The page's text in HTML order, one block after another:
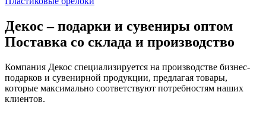
Декос – подарки и сувениры оптом
Поставка со склада и производство
Компания Декос специализируется на производстве бизнес-
подарков и сувенирной продукции, предлагая товары,
которые максимально соответствуют потребностям наших
клиентов.